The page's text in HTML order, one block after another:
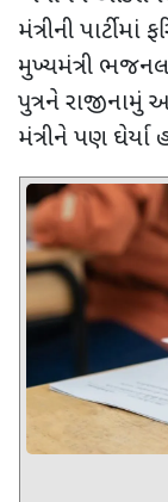
મંત્રીની
મુખ્યમંત્રી
પુત્રને રાજીનામું
મંત્રીને પણ ઘેર્યા